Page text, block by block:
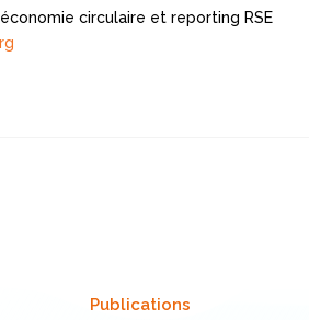
circulaire et reporting RSE
Publications